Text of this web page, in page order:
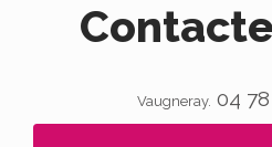
Vaugneray. 04